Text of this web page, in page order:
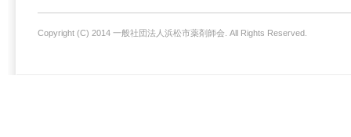
Copyright (C) 2014 一般社団法人浜松市薬剤師会. All Rights Reserved.